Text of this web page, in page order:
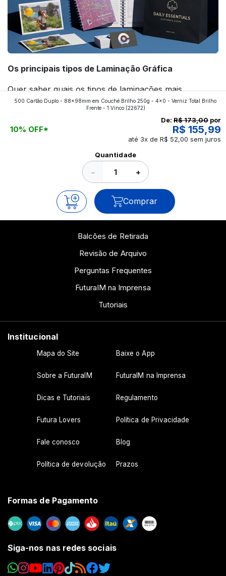
Os principais tipos de Laminação Gráfica
Quer saber quais os tipos de laminações mais
aplicados nos impressos da gráfica FuturaIM? Então,
continue a leitura que vamos revelar para você!
500 Cartão Duplo - 88x98mm em Couché Brilho 250g - 4x0 - Verniz Total Brilho
Frente - 1 Vinco(22672)
10% OFF*
De: R$ 173,00 por
R$ 155,99
até 3x de R$ 52,00 sem juros
Quantidade
− +
Comprar
Balcões de Retirada
Revisão de Arquivo
Perguntas Frequentes
FuturaIM na Imprensa
Tutoriais
Institucional
Mapa do Site Baixe o App
Sobre a FuturaIM FuturaIM na Imprensa
Dicas e Tutoriais Regulamento
Futura Lovers Política de Privacidade
Fale conosco Blog
Política de devolução Prazos
Formas de Pagamento
Siga-nos nas redes sociais